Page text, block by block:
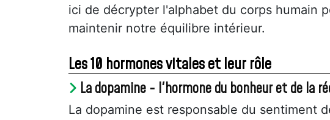
ici de décrypter l'alphabet du corps humain
maintenir notre équilibre intérieur.
Les 10 hormones vitales et leur rôle
La dopamine - l'hormone du bonheur et de la
La dopamine est responsable du sentiment